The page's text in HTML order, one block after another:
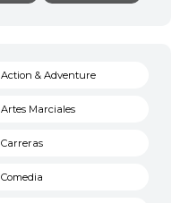
Action & Adventure
Artes Marciales
Carreras
Comedia